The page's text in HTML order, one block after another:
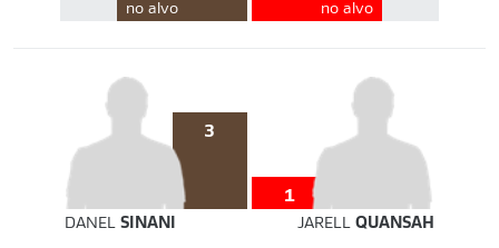
no alvo no alvo
3
1
DANEL SINANI JARELLQUANSAH